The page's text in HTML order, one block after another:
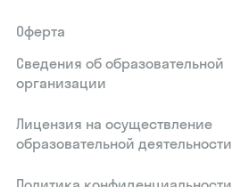
Оферта
Сведения об образовательной
организации
Лицензия на осуществление
образовательной деятельности